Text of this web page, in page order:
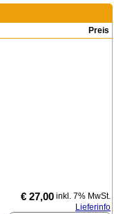
Preis
€ 27,00 inkl. 7% MwSt.
Lieferinfo